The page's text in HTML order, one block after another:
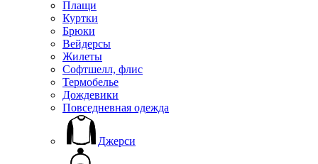
Плащи
Куртки
Брюки
Вейдерсы
Жилеты
Софтшелл, флис
Термобелье
Дождевики
Повседневная одежда
Джерси